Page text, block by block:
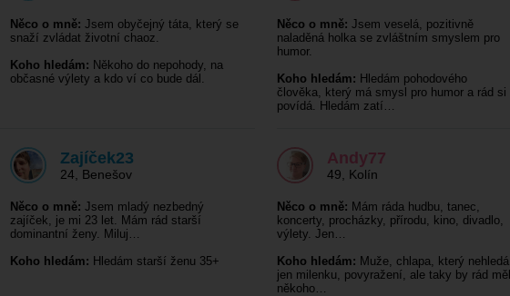
Něco o mně: Jsem obyčejný táta, který se
snaží zvládat životní chaoz.
Koho hledám: Někoho do nepohody, na
občasné výlety a kdo ví co bude dál.
Zajíček23
24 Benešov
Něco o mně: Jsem mladý nezbedný
zajíček, je mi 23 let. Mám rád starší
dominantní ženy. Miluj…
Koho hledám: Hledám starší ženu 35+
Něco o mně: Jsem veselá, pozitivně
naladěná holka se zvláštním smyslem pro
humor.
Koho hledám: Hledám pohodového
člověka, který má smysl pro humor a rád si
povídá. Hledám zatí…
Andy77
49 Kolín
Něco o mně: Mám ráda hudbu, tanec,
koncerty, procházky, přírodu, kino, divadlo,
výlety. Jen…
Koho hledám: Muže, chlapa, který nehledá
jen milenku, povyražení, ale taky by rád měl
někoho…